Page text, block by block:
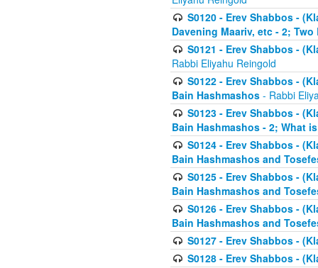
S0120 - Erev Shabbos -
Davening Maariv, etc - 2;
S0121 - Erev Shabbos -
Rabbi Eliyahu Reingold
S0122 - Erev Shabbos -
Bain Hashmashos - Rabbi
S0123 - Erev Shabbos -
Bain Hashmashos - 2; What
S0124 - Erev Shabbos -
Bain Hashmashos and
S0125 - Erev Shabbos -
Bain Hashmashos and
S0126 - Erev Shabbos -
Bain Hashmashos and
S0127 - Erev Shabbos -
S0128 - Erev Shabbos -